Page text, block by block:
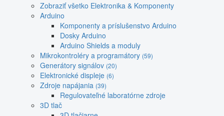
Zobraziť všetko Elektronika & Komponenty
Arduino
Komponenty a príslušenstvo Arduino
Dosky Arduino
Arduino Shields a moduly
Mikrokontroléry a programátory (59)
Generátory signálov (20)
Elektronické displeje (6)
Zdroje napájania (39)
Regulovateľné laboratórne zdroje
3D tlač